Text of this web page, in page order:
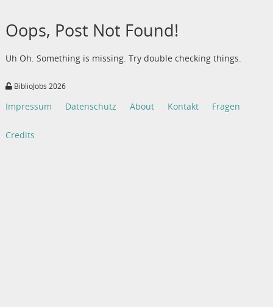
Oops, Post Not Found!
Uh Oh. Something is missing. Try double checking things.
BiblioJobs 2026
Impressum Datenschutz About Kontakt Fragen
Credits